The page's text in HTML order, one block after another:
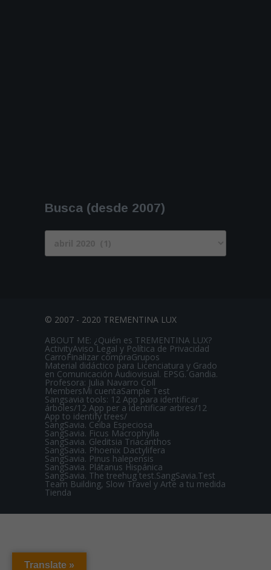
Busca (desde 2007)
(desde
© 2007 - 2020 TREMENTINA LUX
ABOUT ME: ¿Quién es TREMENTINA LUX?
ActivityAviso Legal y Política de Privacidad
CarroFinalizar compraGrupos
Material didáctico para Licenciatura y Grado
en Comunicación Audiovisual. EPSG. Gandia.
Profesora: Julia Navarro Coll
MembersMi cuentaSample Test
Sangsavia tools: 12 App para identificar
árboles/12 App per a identificar arbres/12
App to identify trees/
SangSavia. Ceiba Especiosa
SangSavia. Ficus Macrophylla
SangSavia. Gleditsia Triacanthos
SangSavia. Phoenix Dactylifera
SangSavia. Pinus halepensis
SangSavia. Plátanus Hispánica
SangSavia. The treehug test.SangSavia.Test
Team Building, Slow Travel y Arte a tu medida
Tienda
Translate »